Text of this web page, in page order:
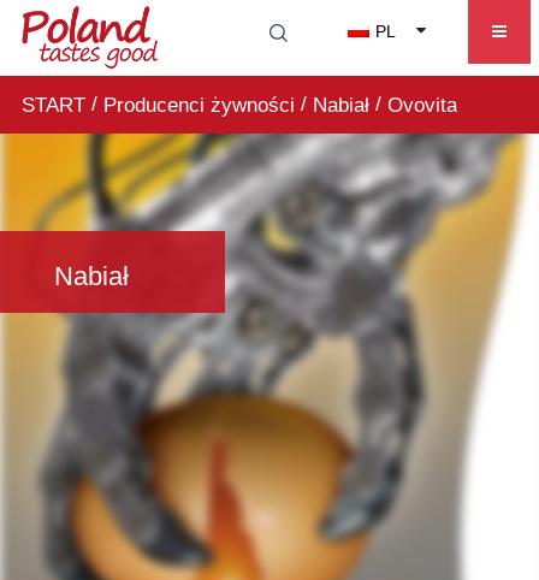
PL
START/ Producenci żywności / Nabiał/ Ovovita
Nabiał